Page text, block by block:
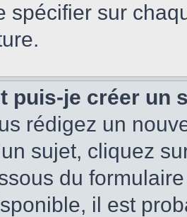
spécifier sur
puis-je créer un
rédigez un
sujet, cliquez
du
il est